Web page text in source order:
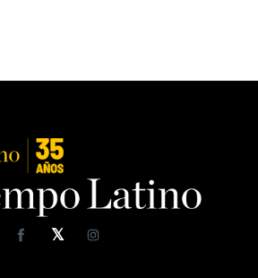
𝕏
FacebookInstagram